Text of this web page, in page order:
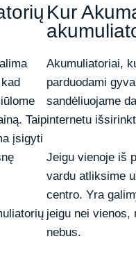
Taip
įsigyti
Kur
Akumuliatoriai,
parduodami
sandėliuojame
internetu
Jeigu vienoje iš
vardu atliksime
centro. Yra
jeigu nei vienos,
nebus.